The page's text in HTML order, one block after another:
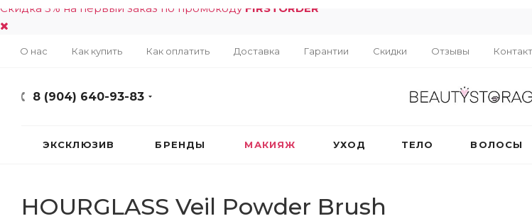
Скидка 5% на первый заказ по промокоду FIRSTORDER
О нас Как купить Как оплатить Доставка Гарантии Скидки Отзывы
8 (904) 640-93-83
ЭКСКЛЮЗИВ БРЕНДЫ МАКИЯЖ УХОД ТЕЛО ВОЛОСЫ
HOURGLASS Veil Powder Brush